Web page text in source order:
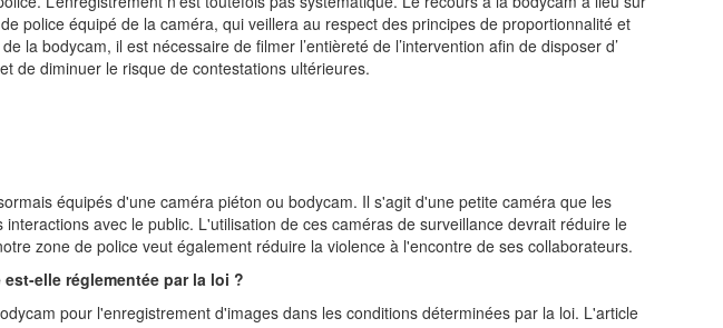
police équipé de la caméra, qui veillera au respect des principes de proportionnalité et
la bodycam, il est nécessaire de filmer l’entièreté de l’intervention afin de disposer d’
de diminuer le risque de contestations ultérieures.
équipés d'une caméra piéton ou bodycam. Il s'agit d'une petite caméra que les
avec le public. L'utilisation de ces caméras de surveillance devrait réduire le
zone de police veut également réduire la violence à l'encontre de ses collaborateurs.
elle réglementée par la loi ?
pour l'enregistrement d'images dans les conditions déterminées par la loi. L'article